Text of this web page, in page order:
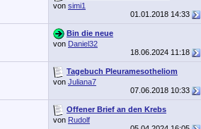
von simi1
01.01.2018 14:33
Bin die neue
von Daniel32
18.06.2024 11:18
Tagebuch Pleuramesotheliom
von Juliana7
07.06.2018 10:33
Offener Brief an den Krebs
von Rudolf